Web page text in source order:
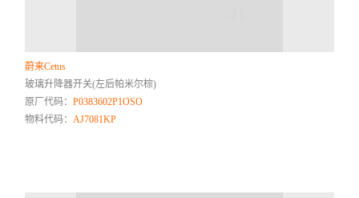
蔚来Cetus
玻璃升降器开关(左后帕米尔棕)
原厂代码：P0383602P1OSO
物料代码：AJ7081KP